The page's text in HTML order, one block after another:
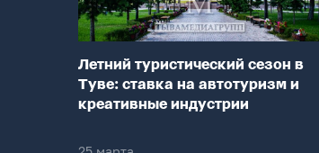
Летний туристический сезон в
Туве: ставка на автотуризм и
креативные индустрии